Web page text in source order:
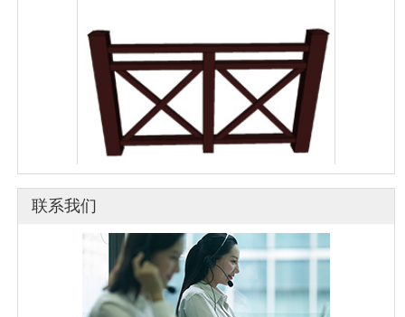
塑木护栏|塑木栏杆
联系我们